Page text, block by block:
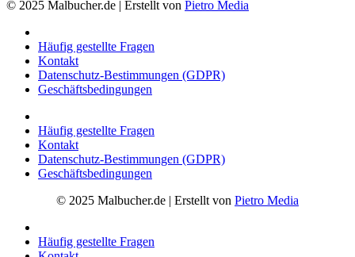
© 2025 Malbucher.de | Erstellt von Pietro Media
Häufig gestellte Fragen
Kontakt
Datenschutz-Bestimmungen (GDPR)
Geschäftsbedingungen
Häufig gestellte Fragen
Kontakt
Datenschutz-Bestimmungen (GDPR)
Geschäftsbedingungen
© 2025 Malbucher.de | Erstellt von Pietro Media
Häufig gestellte Fragen